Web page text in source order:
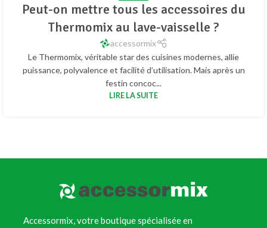
Peut-on mettre tous les accessoires du
Thermomix au lave-vaisselle ?
accessormix
Le Thermomix, véritable star des cuisines modernes, allie
puissance, polyvalence et facilité d’utilisation. Mais après un
festin concoc...
LIRE LA SUITE
Accessormix, votre boutique spécialisée en